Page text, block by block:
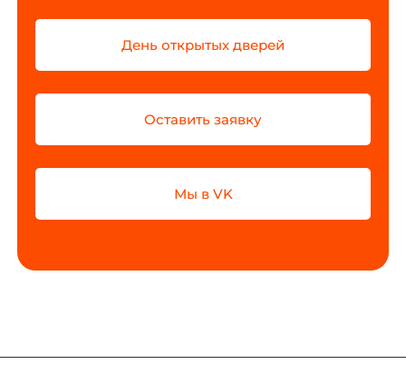
День открытых дверей
Оставить заявку
Мы в VK